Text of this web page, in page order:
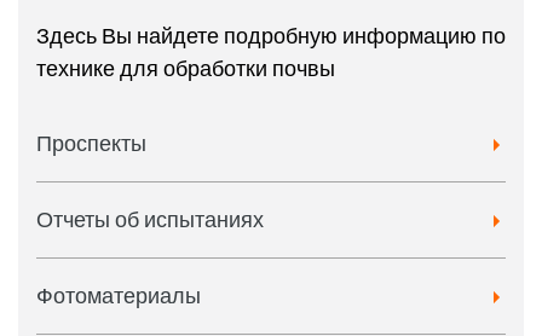
Здесь Вы найдете подробную информацию по
технике для обработки почвы
Проспекты
Отчеты об испытаниях
Фотоматериалы